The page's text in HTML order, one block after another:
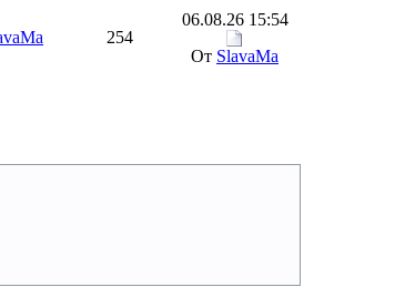
254
06.08.26 15:54
От SlavaMa